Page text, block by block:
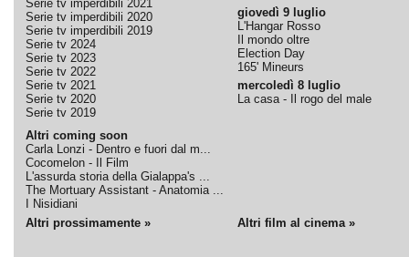
Serie tv imperdibili 2021
Serie tv imperdibili 2020
Serie tv imperdibili 2019
Serie tv 2024
Serie tv 2023
Serie tv 2022
Serie tv 2021
Serie tv 2020
Serie tv 2019
Altri coming soon
Carla Lonzi - Dentro e fuori dal m...
Cocomelon - Il Film
L'assurda storia della Gialappa's ...
The Mortuary Assistant - Anatomia ...
I Nisidiani
giovedì 9 luglio
L'Hangar Rosso
Il mondo oltre
Election Day
165' Mineurs
mercoledì 8 luglio
La casa - Il rogo del male
Altri prossimamente » Altri film al cinema »